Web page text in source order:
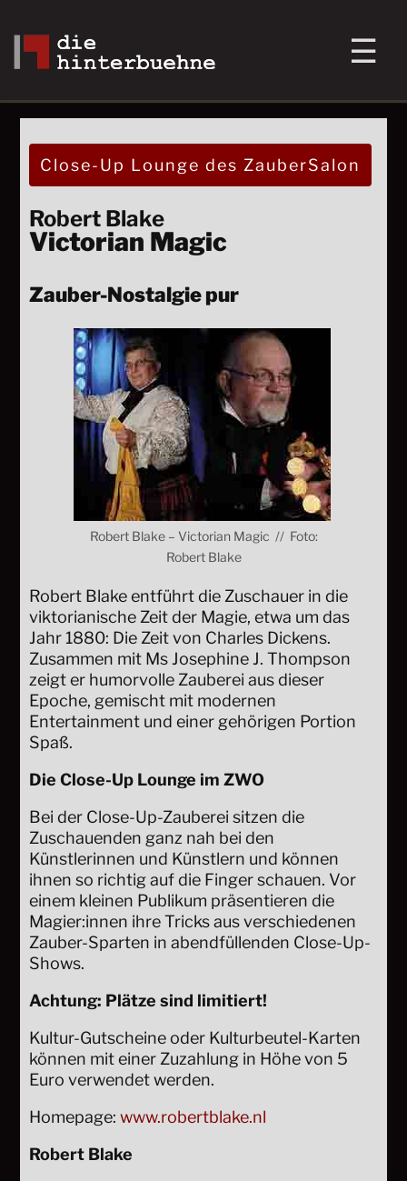
Close-Up Lounge des ZauberSalon
Robert Blake
Victorian Magic
Zauber-Nostalgie pur
Robert Blake – Victorian Magic // Foto:
Robert Blake
Robert Blake entführt die Zuschauer in die
viktorianische Zeit der Magie, etwa um das
Jahr 1880: Die Zeit von Charles Dickens.
Zusammen mit Ms Josephine J. Thompson
zeigt er humorvolle Zauberei aus dieser
Epoche, gemischt mit modernen
Entertainment und einer gehörigen Portion
Spaß.
Die Close-Up Lounge im ZWO
Bei der Close-Up-Zauberei sitzen die
Zuschauenden ganz nah bei den
Künstlerinnen und Künstlern und können
ihnen so richtig auf die Finger schauen. Vor
einem kleinen Publikum präsentieren die
Magier:innen ihre Tricks aus verschiedenen
Zauber-Sparten in abendfüllenden Close-Up-
Shows.
Achtung: Plätze sind limitiert!
Kultur-Gutscheine oder Kulturbeutel-Karten
können mit einer Zuzahlung in Höhe von 5
Euro verwendet werden.
Homepage:www.robertblake.nl
Robert Blake